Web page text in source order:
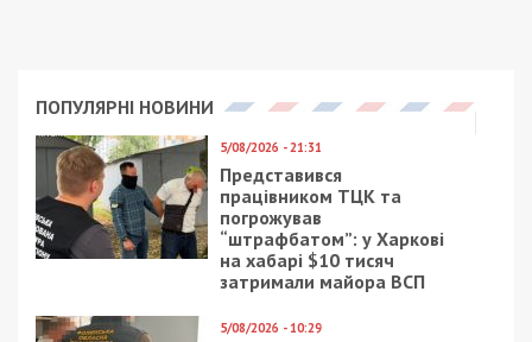
ПОПУЛЯРНІ НОВИНИ
5/08/2026 - 21:31
Представився
працівником ТЦК та
погрожував
“штрафбатом”: у Харкові
на хабарі $10 тисяч
затримали майора ВСП
5/08/2026 - 10:29